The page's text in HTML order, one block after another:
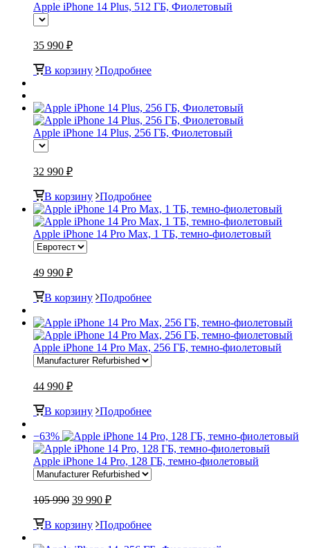
Apple iPhone 14 Plus, 512 ГБ, Фиолетовый
35 990 ₽
В корзину Подробнее
Apple iPhone 14 Plus, 256 ГБ, Фиолетовый
32 990 ₽
В корзину Подробнее
Apple iPhone 14 Pro Max, 1 ТБ, темно-фиолетовый
49 990 ₽
В корзину Подробнее
Apple iPhone 14 Pro Max, 256 ГБ, темно-фиолетовый
44 990 ₽
В корзину Подробнее
−63%
Apple iPhone 14 Pro, 128 ГБ, темно-фиолетовый
105 990 39 990 ₽
В корзину Подробнее